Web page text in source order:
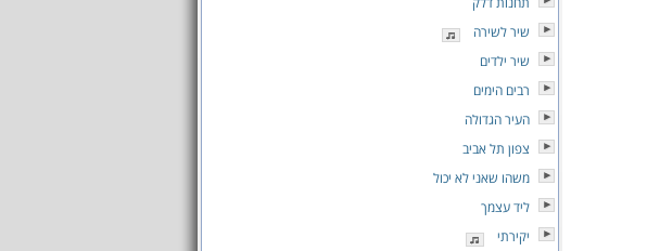
שיר לשירה
שיר ילדים
רבים הימים
העיר הגדולה
צפון תל אביב
משהו שאני לא יכול
ליד עצמך
יקירתי